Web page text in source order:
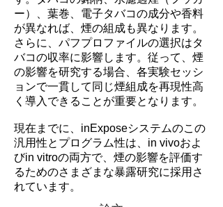
ー）、葉巻、電子タバコの成分や香料
が異なれば、煙の組成も異なります。
さらに、パフプロファイルの選択はタ
バコの収率に影響します。従って、煙
の影響を研究する場合、各実験セッシ
ョンで一貫して同じ煙組成を再現性高
く導入できることが重要となります。
現在までに、inExposeシステムのこの
汎用性とプログラム性は、in vivoおよ
びin vitroの両方で、煙の影響を評価す
るためのさまざまな暴露研究に採用さ
れています。